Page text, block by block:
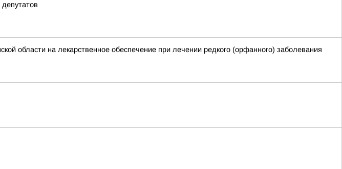
области на лекарственное обеспечение при лечении редкого (орфанного) заболевания